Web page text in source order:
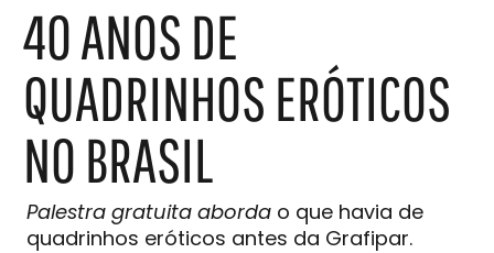
40 ANOS DE
QUADRINHOS ERÓTICOS
NO BRASIL
Palestra gratuita aborda o que havia de
quadrinhos eróticos antes da Grafipar.